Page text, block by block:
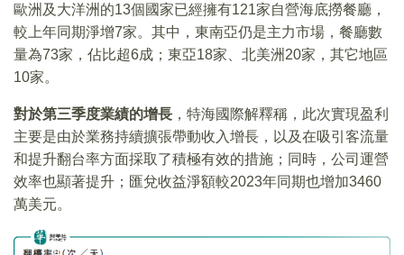
歐洲及大洋洲的13個國家已經擁有121家自營海底撈餐廳，
較上年同期淨增7家。其中，東南亞仍是主力市場，餐廳數
量為73家，佔比超6成；東亞18家、北美洲20家，其它地區
10家。
對於第三季度業績的增長 ，特海國際解釋稱，此次實現盈利
主要是由於業務持續擴張帶動收入增長，以及在吸引客流量
和提升翻台率方面採取了積極有效的措施；同時，公司運營
效率也顯著提升；匯兌收益淨額較2023年同期也增加3460
萬美元。